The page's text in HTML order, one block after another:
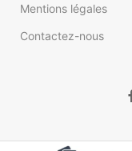
Mentions légales
Contactez-nous